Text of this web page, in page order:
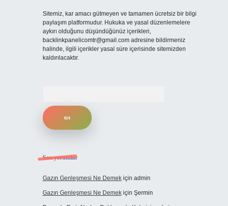
Sitemiz, kar amacı gütmeyen ve tamamen ücretsiz bir bilgi
paylaşım platformudur. Hukuka ve yasal düzenlemelere
aykırı olduğunu düşündüğünüz içerikleri,
backlinkpanelicomtr@gmail.comadresine bildirmeniz
halinde, ilgili içerikler yasal süre içerisinde sitemizden
kaldırılacaktır.
Son yorumlar
Gazın Genleşmesi Ne Demekiçin admin
Gazın Genleşmesi Ne Demekiçin Şermin